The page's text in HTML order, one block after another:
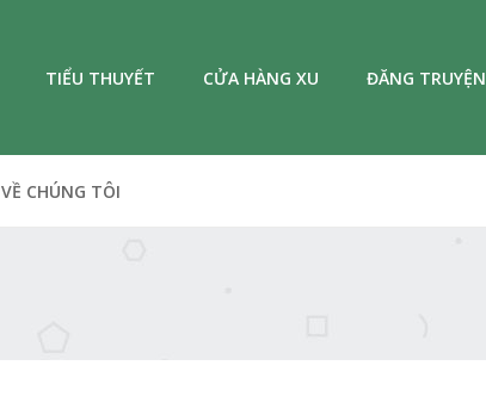
TIỂU THUYẾT CỬA HÀNG XU ĐĂNG TRUYỆN
VỀ CHÚNG TÔI